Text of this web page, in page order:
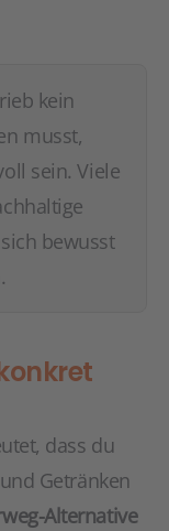
kein
musst,
sein. Viele
bewusst
dass du
Getränken
Alternative